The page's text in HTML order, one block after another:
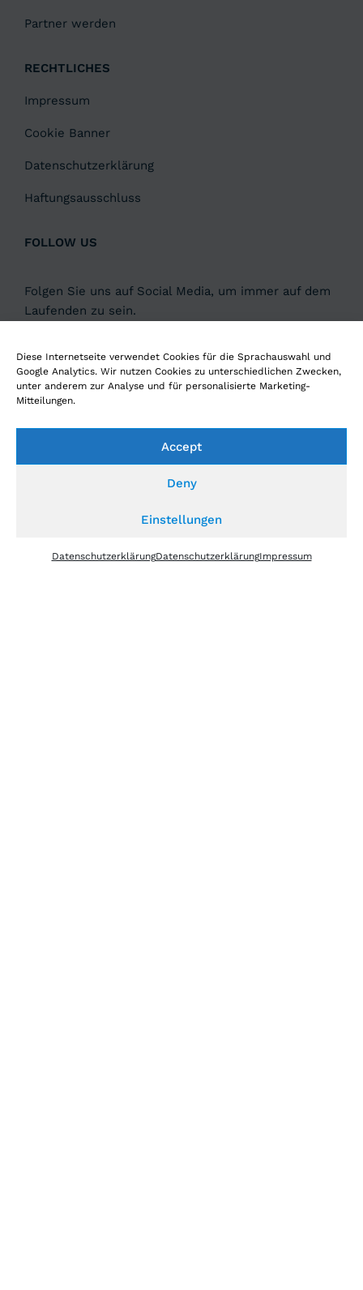
Diese Internetseite verwendet Cookies für die Sprachauswahl und
Google Analytics. Wir nutzen Cookies zu unterschiedlichen Zwecken,
unter anderem zur Analyse und für personalisierte Marketing-
Mitteilungen.
Accept
Deny
Einstellungen
DatenschutzerklärungDatenschutzerklärungImpressum
Partner werden
RECHTLICHES
Impressum
Cookie Banner
Datenschutzerklärung
Haftungsausschluss
FOLLOW US
Folgen Sie uns auf Social Media, um immer auf dem
Laufenden zu sein.
Hören Sie unseren Podcast
© 2026 EDUCATION4INDUSTRY GMBH